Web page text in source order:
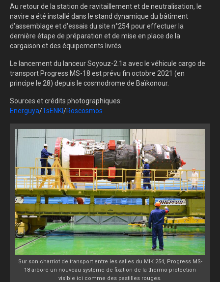
Au retour de la station de ravitaillement et de neutralisation, le
navire a été installé dans le stand dynamique du bâtiment
d'assemblage et d'essais du site n°254 pour effectuer la
dernière étape de préparation et de mise en place de la
cargaison et des équipements livrés.
Le lancement du lanceur Soyouz-2.1a avec le véhicule cargo de
transport Progress MS-18 est prévu fin octobre 2021 (en
principe le 28) depuis le cosmodrome de Baïkonour.
Sources et crédits photographiques:
Energuya/TsENKI/Roscosmos
Sur son charriot de transport entre les salles du MIK 254, Progress MS-
18 arbore un nouveau système de fixation de la thermo-protection
visible ici comme des pastilles rouges.